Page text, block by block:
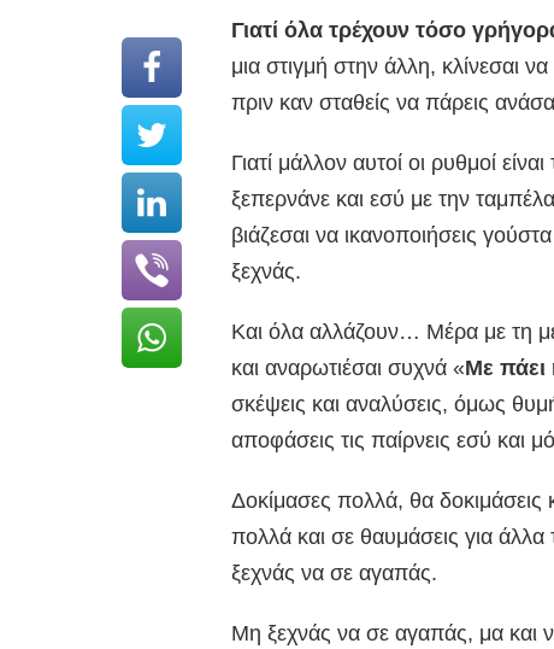
Γιατί όλα τρέχουν τόσο
μια στιγμή στην άλλη, κλίνεσαι
πριν καν σταθείς να πάρεις
Γιατί μάλλον αυτοί οι ρυθμοί
ξεπερνάνε και εσύ με την
βιάζεσαι να ικανοποιήσεις
ξεχνάς.
Και όλα αλλάζουν… Μέρα με τη
και αναρωτιέσαι συχνά «Με
σκέψεις και αναλύσεις, όμως
αποφάσεις τις παίρνεις εσύ και
Δοκίμασες πολλά, θα δοκιμάσεις
πολλά και σε θαυμάσεις για
ξεχνάς να σε αγαπάς.
Μη ξεχνάς να σε αγαπάς, μα και